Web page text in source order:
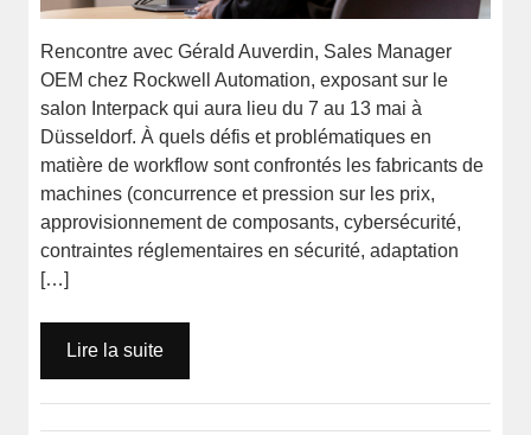
Rencontre avec Gérald Auverdin, Sales Manager
OEM chez Rockwell Automation, exposant sur le
salon Interpack qui aura lieu du 7 au 13 mai à
Düsseldorf. À quels défis et problématiques en
matière de workflow sont confrontés les fabricants de
machines (concurrence et pression sur les prix,
approvisionnement de composants, cybersécurité,
contraintes réglementaires en sécurité, adaptation
[…]
Lire la suite